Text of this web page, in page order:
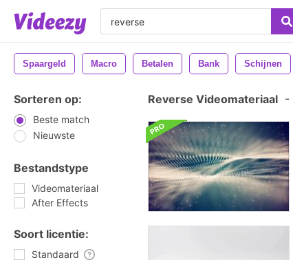
Spaargeld Macro Betalen Bank Schijnen
Sorteren op:
Beste match
Nieuwste
Bestandstype
Videomateriaal
After Effects
Soort licentie:
Standaard
Reverse Videomateriaal -